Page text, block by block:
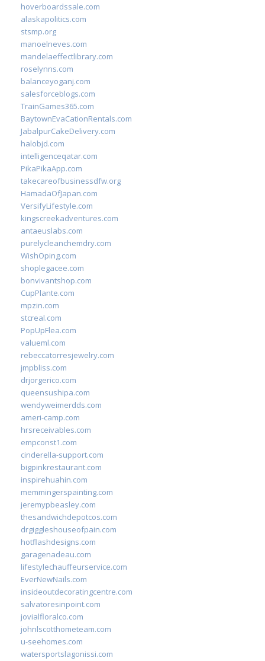
hoverboardssale.com
alaskapolitics.com
stsmp.org
manoelneves.com
mandelaeffectlibrary.com
roselynns.com
balanceyoganj.com
salesforceblogs.com
TrainGames365.com
BaytownEvaCationRentals.com
JabalpurCakeDelivery.com
halobjd.com
intelligenceqatar.com
PikaPikaApp.com
takecareofbusinessdfw.org
HamadaOfJapan.com
VersifyLifestyle.com
kingscreekadventures.com
antaeuslabs.com
purelycleanchemdry.com
WishOping.com
shoplegacee.com
bonvivantshop.com
CupPlante.com
mpzin.com
stcreal.com
PopUpFlea.com
valueml.com
rebeccatorresjewelry.com
jmpbliss.com
drjorgerico.com
queensushipa.com
wendyweimerdds.com
ameri-camp.com
hrsreceivables.com
empconst1.com
cinderella-support.com
bigpinkrestaurant.com
inspirehuahin.com
memmingerspainting.com
jeremypbeasley.com
thesandwichdepotcos.com
drgiggleshouseofpain.com
hotflashdesigns.com
garagenadeau.com
lifestylechauffeurservice.com
EverNewNails.com
insideoutdecoratingcentre.com
salvatoresinpoint.com
jovialfloralco.com
johnlscotthometeam.com
u-seehomes.com
watersportslagonissi.com